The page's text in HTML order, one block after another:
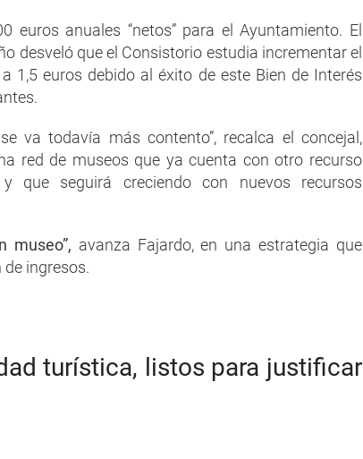
euros anuales “netos” para el Ayuntamiento. El
desveló que el Consistorio estudia incrementar el
1,5 euros debido al éxito de este Bien de Interés
va todavía más contento”, recalca el concejal,
red de museos que ya cuenta con otro recurso
que seguirá creciendo con nuevos recursos
museo”, avanza Fajardo, en una estrategia que
ingresos.
turística, listos para justificar